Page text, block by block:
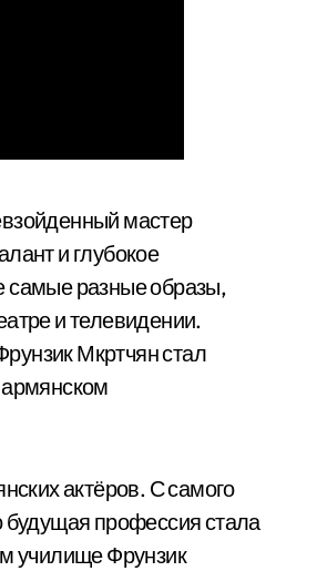
мастер
и глубокое
самые разные образы,
и телевидении.
Мкртчян стал
актёров. С самого
будущая профессия стала
училище Фрунзик